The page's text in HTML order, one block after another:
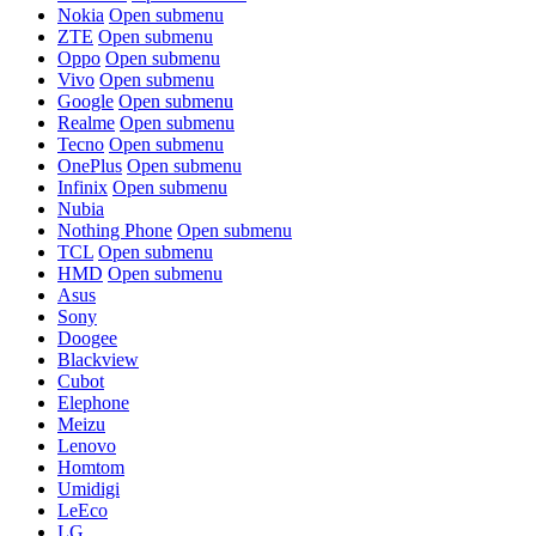
Nokia Open submenu
ZTE Open submenu
Oppo Open submenu
Vivo Open submenu
Google Open submenu
Realme Open submenu
Tecno Open submenu
OnePlus Open submenu
Infinix Open submenu
Nubia
Nothing Phone Open submenu
TCL Open submenu
HMD Open submenu
Asus
Sony
Doogee
Blackview
Cubot
Elephone
Meizu
Lenovo
Homtom
Umidigi
LeEco
LG